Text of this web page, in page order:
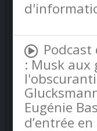
: Musk aux
Eugénie
d’entrée